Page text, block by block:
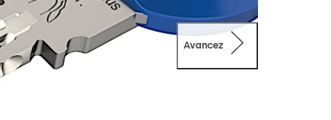
Avancez